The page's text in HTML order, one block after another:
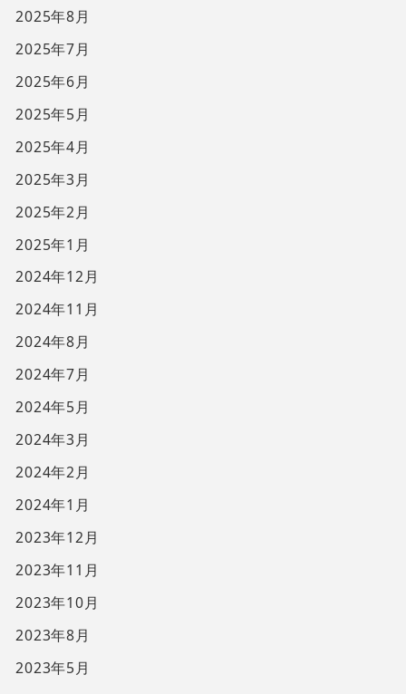
2025年8月
2025年7月
2025年6月
2025年5月
2025年4月
2025年3月
2025年2月
2025年1月
2024年12月
2024年11月
2024年8月
2024年7月
2024年5月
2024年3月
2024年2月
2024年1月
2023年12月
2023年11月
2023年10月
2023年8月
2023年5月